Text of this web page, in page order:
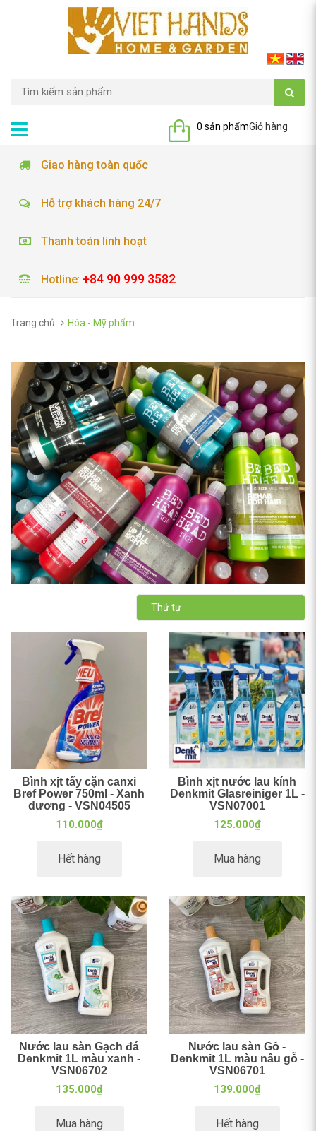
Giỏ hàng
0 sản phẩm
Giao hàng toàn quốc
Hỗ trợ khách hàng 24/7
Thanh toán linh hoạt
Hotline: +84 90 999 3582
Trang chủ Hóa - Mỹ phẩm
Thứ tự
Bình xịt tẩy cặn canxi
Bref Power 750ml - Xanh
dương - VSN04505
110.000₫
Hết hàng
Bình xịt nước lau kính
Denkmit Glasreiniger 1L -
VSN07001
125.000₫
Mua hàng
Nước lau sàn Gạch đá
Denkmit 1L màu xanh -
VSN06702
135.000₫
Mua hàng
Nước lau sàn Gỗ -
Denkmit 1L màu nâu gỗ -
VSN06701
139.000₫
Hết hàng